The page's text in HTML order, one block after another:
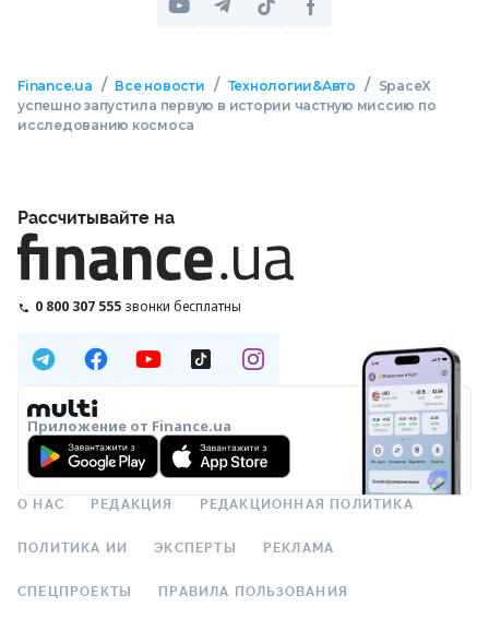
Finance.ua / Все новости / Технологии&Авто /
SpaceX
успешно запустила первую в истории частную миссию по
исследованию космоса
Рассчитывайте на
0 800 307 555 звонки бесплатны
Приложение от Finance.ua
О НАС РЕДАКЦИЯ РЕДАКЦИОННАЯ ПОЛИТИКА
ПОЛИТИКА ИИ ЭКСПЕРТЫ РЕКЛАМА
СПЕЦПРОЕКТЫ ПРАВИЛА ПОЛЬЗОВАНИЯ